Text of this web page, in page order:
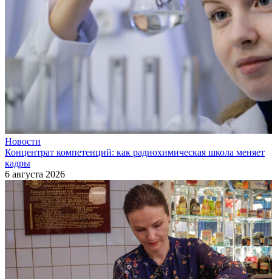
Новости
Концентрат компетенций: как радиохимическая школа меняет
кадры
6 августа 2026